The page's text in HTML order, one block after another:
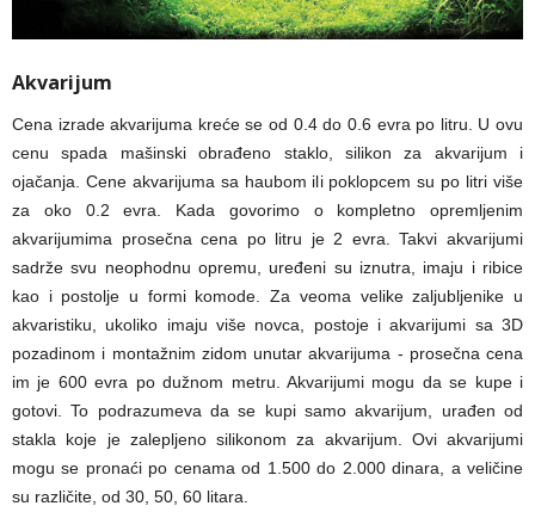
Akvarijum
Cena izrade akvarijuma kreće se od 0.4 do 0.6 evra po litru. U ovu
cenu spada mašinski obrađeno staklo, silikon za akvarijum i
ojačanja. Cene akvarijuma sa haubom ili poklopcem su po litri više
za oko 0.2 evra. Kada govorimo o kompletno opremljenim
akvarijumima prosečna cena po litru je 2 evra. Takvi akvarijumi
sadrže svu neophodnu opremu, uređeni su iznutra, imaju i ribice
kao i postolje u formi komode. Za veoma velike zaljubljenike u
akvaristiku, ukoliko imaju više novca, postoje i akvarijumi sa 3D
pozadinom i montažnim zidom unutar akvarijuma - prosečna cena
im je 600 evra po dužnom metru. Akvarijumi mogu da se kupe i
gotovi. To podrazumeva da se kupi samo akvarijum, urađen od
stakla koje je zalepljeno silikonom za akvarijum. Ovi akvarijumi
mogu se pronaći po cenama od 1.500 do 2.000 dinara, a veličine
su različite, od 30, 50, 60 litara.